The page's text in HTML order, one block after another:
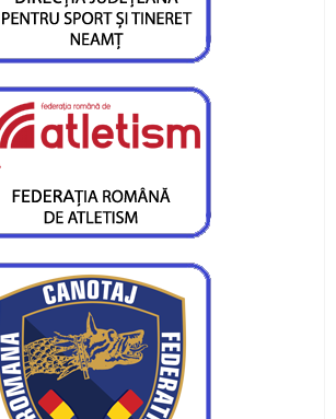
în Cupa României Under 15
o nouă medalie pentru CS
Ceahlăul
câștigător la o categorie de vârstă
și confirmări la concursurile
Național pe ergometru - Deva
reușite la București și Craiova
cu finală de campionat